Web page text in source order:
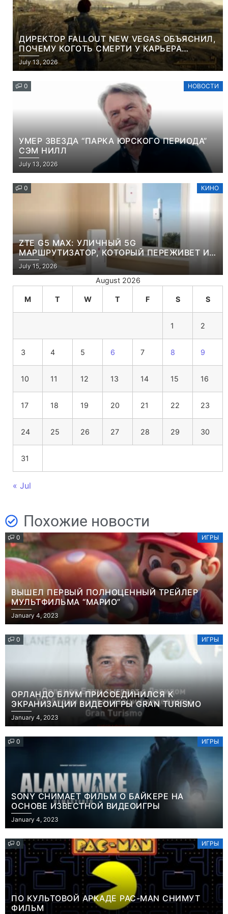
ДИРЕКТОР FALLOUT NEW VEGAS ОБЪЯСНИЛ,
ПОЧЕМУ КОГОТЬ СМЕРТИ У КАРЬЕРА
НАМЕРЕННО СНОСИТ ВАМ ГОЛОВУ
July 13, 2026
0 НОВОСТИ
УМЕР ЗВЕЗДА “ПАРКА ЮРСКОГО ПЕРИОДА”
СЭМ НИЛЛ
July 13, 2026
0 КИНО
ZTE G5 MAX: УЛИЧНЫЙ 5G
МАРШРУТИЗАТОР, КОТОРЫЙ ПЕРЕЖИВЕТ И
ЛЮТУЮ ЗИМУ, И ЖАРКОЕ ЛЕТО
July 15, 2026
August 2026
M T W T F S S
1 2
3 4 5 6 7 8 9
10 11 12 13 14 15 16
17 18 19 20 21 22 23
24 25 26 27 28 29 30
31
« Jul
Похожие новости
0 ИГРЫ
ВЫШЕЛ ПЕРВЫЙ ПОЛНОЦЕННЫЙ ТРЕЙЛЕР
МУЛЬТФИЛЬМА “МАРИО”
January 4, 2023
0 ИГРЫ
ОРЛАНДО БЛУМ ПРИСОЕДИНИЛСЯ К
ЭКРАНИЗАЦИИ ВИДЕОИГРЫ GRAN TURISMO
January 4, 2023
0 ИГРЫ
SONY СНИМАЕТ ФИЛЬМ О БАЙКЕРЕ НА
ОСНОВЕ ИЗВЕСТНОЙ ВИДЕОИГРЫ
January 4, 2023
0 ИГРЫ
ПО КУЛЬТОВОЙ АРКАДЕ PAC-MAN СНИМУТ
ФИЛЬМ